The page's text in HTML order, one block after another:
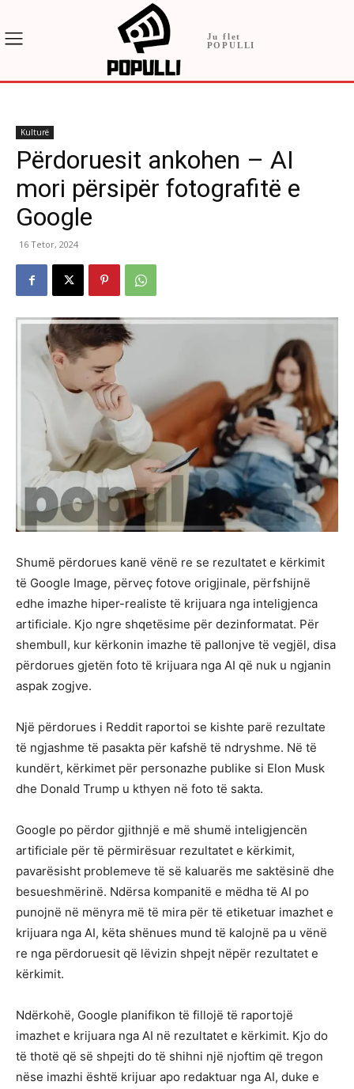
Ju flet
POPULLI
Kulturë
Përdoruesit ankohen – AI
mori përsipër fotografitë e
Google
16 Tetor, 2024
Shumë përdorues kanë vënë re se rezultatet e kërkimit
të Google Image, përveç fotove origjinale, përfshijnë
edhe imazhe hiper-realiste të krijuara nga inteligjenca
artificiale. Kjo ngre shqetësime për dezinformatat. Për
shembull, kur kërkonin imazhe të pallonjve të vegjël, disa
përdorues gjetën foto të krijuara nga AI që nuk u ngjanin
aspak zogjve.
Një përdorues i Reddit raportoi se kishte parë rezultate
të ngjashme të pasakta për kafshë të ndryshme. Në të
kundërt, kërkimet për personazhe publike si Elon Musk
dhe Donald Trump u kthyen në foto të sakta.
Google po përdor gjithnjë e më shumë inteligjencën
artificiale për të përmirësuar rezultatet e kërkimit,
pavarësisht problemeve të së kaluarës me saktësinë dhe
besueshmërinë. Ndërsa kompanitë e mëdha të AI po
punojnë në mënyra më të mira për të etiketuar imazhet e
krijuara nga AI, këta shënues mund të kalojnë pa u vënë
re nga përdoruesit që lëvizin shpejt nëpër rezultatet e
kërkimit.
Ndërkohë, Google planifikon të fillojë të raportojë
imazhet e krijuara nga AI në rezultatet e kërkimit. Kjo do
të thotë që së shpejti do të shihni një njoftim që tregon
nëse imazhi është krijuar apo redaktuar nga AI, duke e